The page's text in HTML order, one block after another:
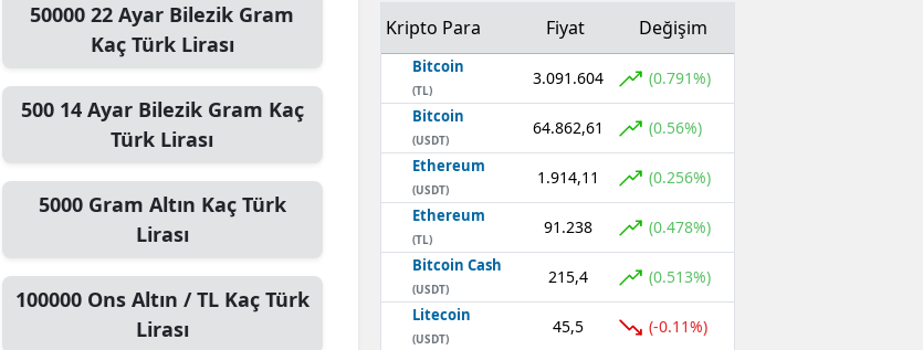
5000022 Ayar Bilezik Gram
Kaç Türk Lirası
500 14 Ayar Bilezik Gram Kaç
Türk Lirası
5000 Gram Altın Kaç Türk
Lirası
100000 Ons Altın / TLKaç Türk
Lirası
Kripto Para Fiyat Değişim
Bitcoin
(TL)
3.091.604 (0.791%)
Bitcoin
(USDT)
64.862,61 (0.56%)
Ethereum
(USDT)
1.914,11 (0.256%)
Ethereum
(TL)
91.238 (0.478%)
Bitcoin Cash
(USDT)
215,4 (0.513%)
Litecoin
(USDT)
45,5 (-0.11%)